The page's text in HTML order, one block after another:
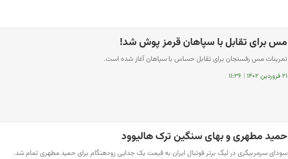
مس برای تقابل با سپاهان قرمز پوش شد!
تمرینات مس رفسنجان برای تقابل حساس با سپاهان آغاز شده است.
۲۱ فروردین ۱۴۰۲ | ۱۱:۳۶
حمید مطهری و بهای سنگین ترک هالیوود
سودای سرمربیگری در لیگ برتر فوتبال ایران به قیمت یک جدایی زودهنگام برای حمید مطهری تمام شد.